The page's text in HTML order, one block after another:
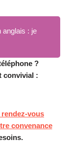
anglais : je
?
convivial :
rendez-vous
convenance